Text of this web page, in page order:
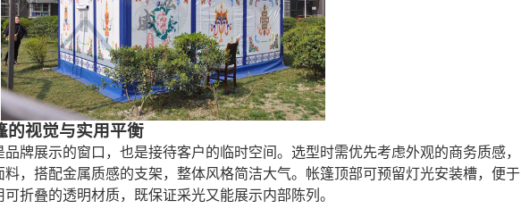
的视觉与实用平衡
牌展示的窗口，也是接待客户的临时空间。选型时需优先考虑外观的商务质感，
，搭配金属质感的支架，整体风格简洁大气。帐篷顶部可预留灯光安装槽，便于
折叠的透明材质，既保证采光又能展示内部陈列。